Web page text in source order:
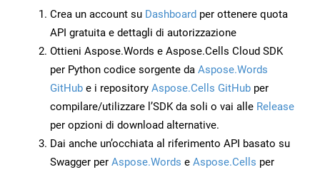
Crea un account su Dashboard per ottenere quota
API gratuita e dettagli di autorizzazione
Ottieni Aspose.Words e Aspose.Cells Cloud SDK
per Python codice sorgente da Aspose.Words
GitHub e i repository Aspose.Cells GitHub per
compilare/utilizzare l’SDK da soli o vai alle Release
per opzioni di download alternative.
Dai anche un’occhiata al riferimento API basato su
Swagger per Aspose.Words e Aspose.Cells per